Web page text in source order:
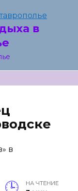
в
НА ЧТЕНИЕ